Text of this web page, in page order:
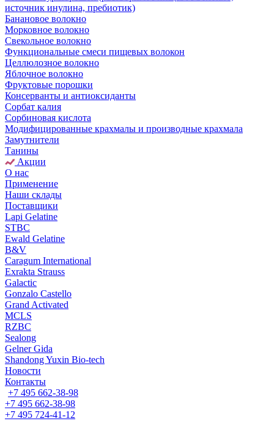
источник инулина, пребиотик)
Банановое волокно
Морковное волокно
Свекольное волокно
Функциональные смеси пищевых волокон
Целлюлозное волокно
Яблочное волокно
Фруктовые порошки
Консерванты и антиоксиданты
Сорбат калия
Сорбиновая кислота
Модифицированные крахмалы и производные крахмала
Замутнители
Танины
Акции
О нас
Применение
Наши склады
Поставщики
Lapi Gelatine
STBC
Ewald Gelatine
B&V
Caragum International
Exrakta Strauss
Galactic
Gonzalo Castello
Grand Activated
MCLS
RZBC
Sealong
Gelner Gida
Shandong Yuxin Bio-tech
Новости
Контакты
+7 495 662-38-98
+7 495 662-38-98
+7 495 724-41-12